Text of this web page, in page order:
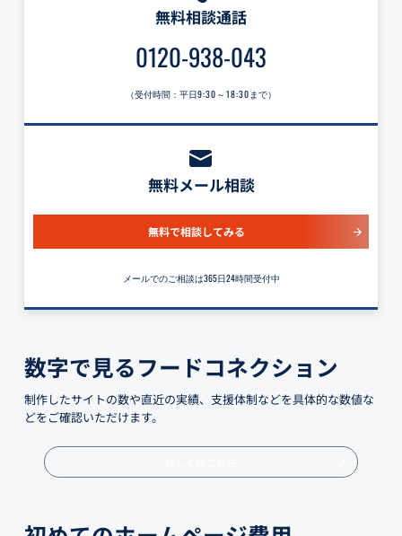
無料相談通話
0120-938-043
（受付時間：平日9:30～18:30 まで）
無料メール相談
無料で相談してみる
メールでのご相談は365日24時間受付中
数字で見るフードコネクション
制作したサイトの数や直近の実績、支援体制などを具体的な数値な
どをご確認いただけます。